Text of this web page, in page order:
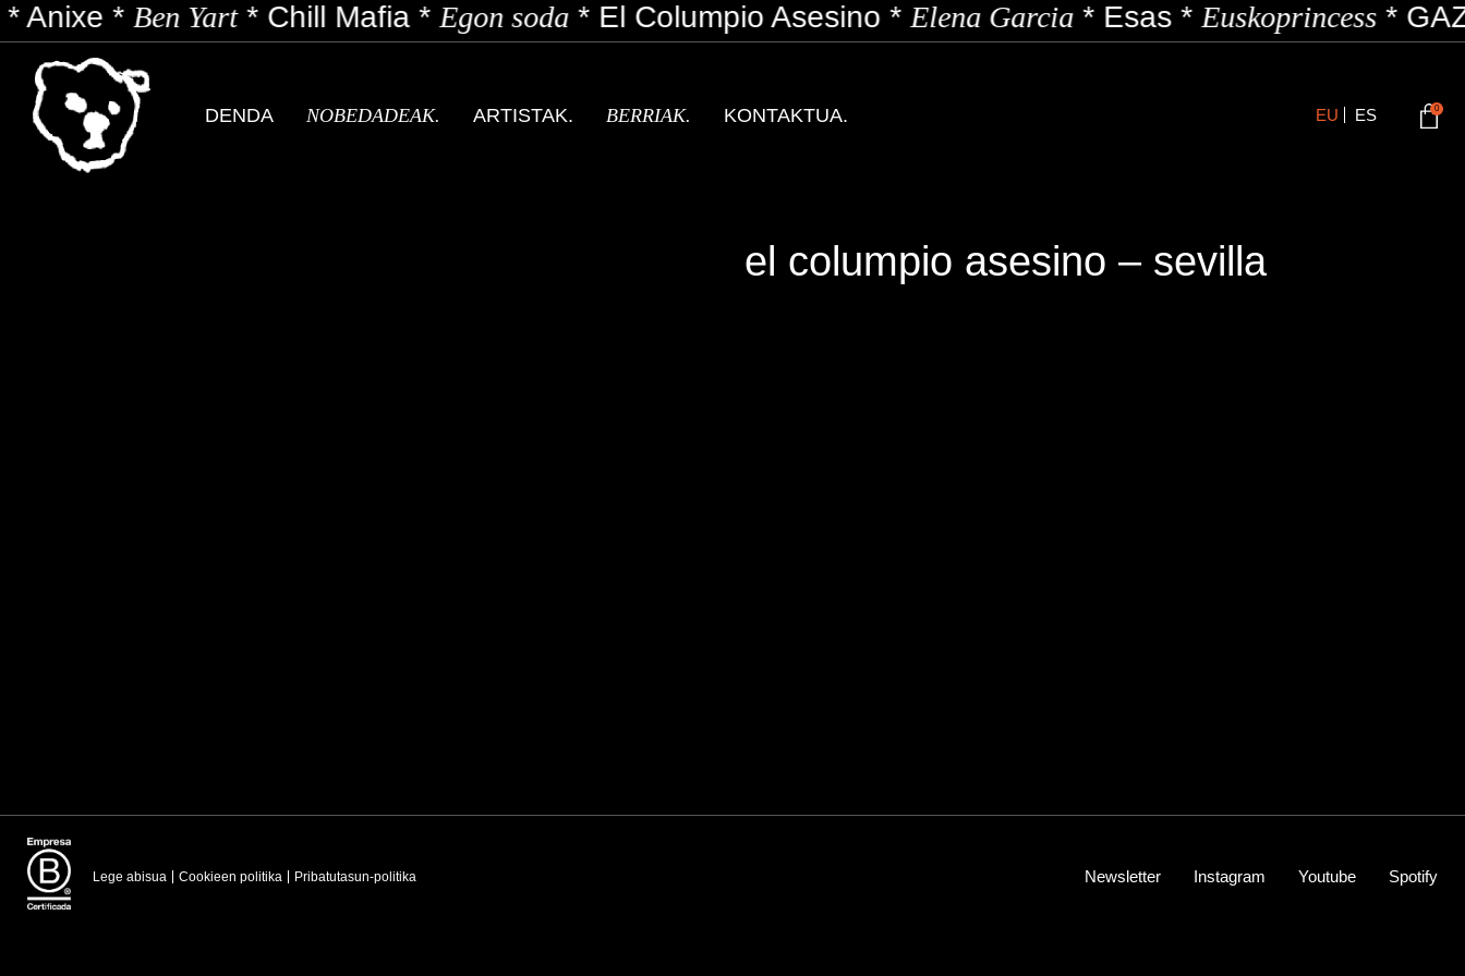
Anixe*Ben Yart*Chill Mafia*Egon soda*El Columpio Asesino*Elena Garcia*Esas*Euskoprincess*
DENDA NOBEDADEAK. ARTISTAK. BERRIAK. KONTAKTUA. EU ES 0
el columpio asesino – sevilla
Lege abisua Cookieen politika Pribatutasun-politika Newsletter Instagram Youtube Spotify